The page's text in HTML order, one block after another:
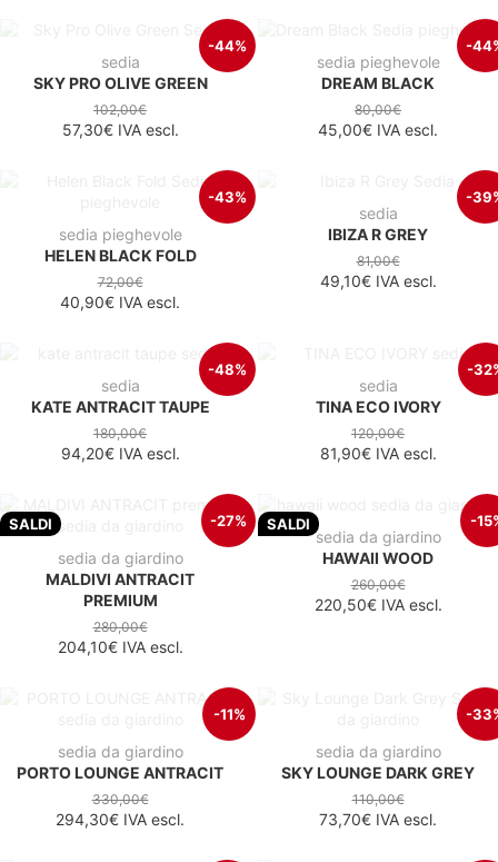
-44%
sedia
SKY PRO OLIVE GREEN
102,00€
57,30€IVA escl.
-
sedia pieghevole
DREAM BLACK
80,00€
45,00€ IVA escl.
-43%
sedia pieghevole
HELEN BLACK FOLD
72,00€
40,90€ IVA escl.
-
sedia
IBIZA R GREY
81,00€
49,10€IVA escl.
-48%
sedia
KATE ANTRACIT TAUPE
180,00€
94,20€IVA escl.
-
sedia
TINA ECO IVORY
120,00€
81,90€IVA escl.
SALDI -27%
sedia da giardino
MALDIVI ANTRACIT
PREMIUM
280,00€
204,10€IVA escl.
SALDI -
sedia da giardino
HAWAII WOOD
260,00€
220,50€IVA escl.
-11%
sedia da giardino
PORTO LOUNGE ANTRACIT
330,00€
294,30€ IVA escl.
-
sedia da giardino
SKY LOUNGE DARK GREY
110,00€
73,70€ IVA escl.